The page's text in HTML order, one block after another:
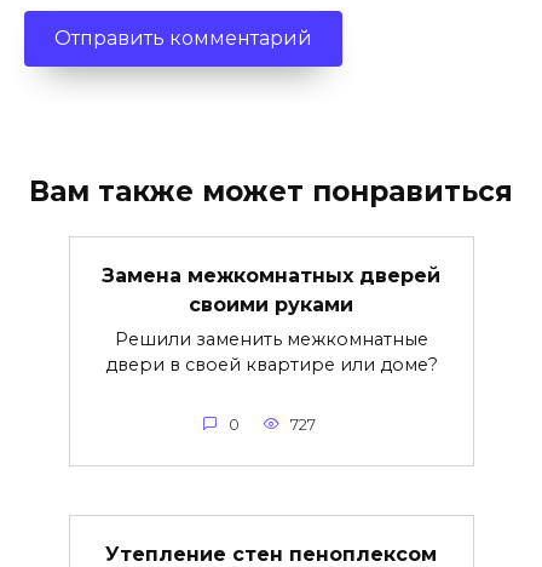
Вам также может понравиться
Замена межкомнатных дверей
своими руками
Решили заменить межкомнатные
двери в своей квартире или доме?
0 727
Утепление стен пеноплексом